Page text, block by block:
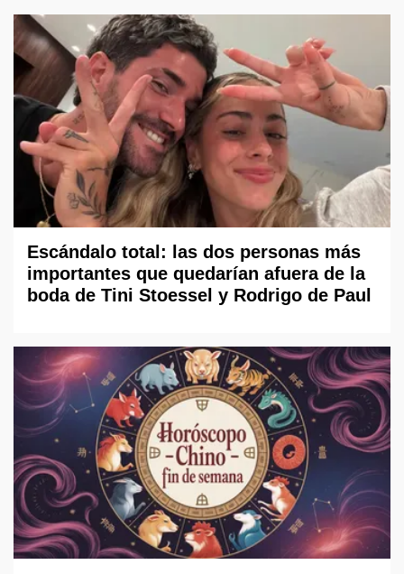
Escándalo total: las dos personas más
importantes que quedarían afuera de la
boda de Tini Stoessel y Rodrigo de Paul